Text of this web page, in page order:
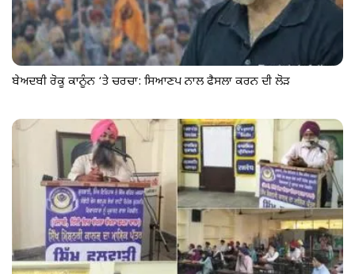
ਬੇਅਦਬੀ ਰੋਕੂ ਕਾਨੂੰਨ ‘ਤੇ ਚਰਚਾ: ਸਿਆਣਪ ਨਾਲ ਫੈਸਲਾ ਕਰਨ ਦੀ ਲੋੜ